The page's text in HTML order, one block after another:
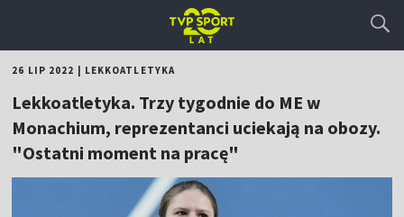
26 LIP 2022 LEKKOATLETYKA
Lekkoatletyka. Trzy tygodnie do ME w
Monachium, reprezentanci uciekają na obozy.
"Ostatni moment na pracę"